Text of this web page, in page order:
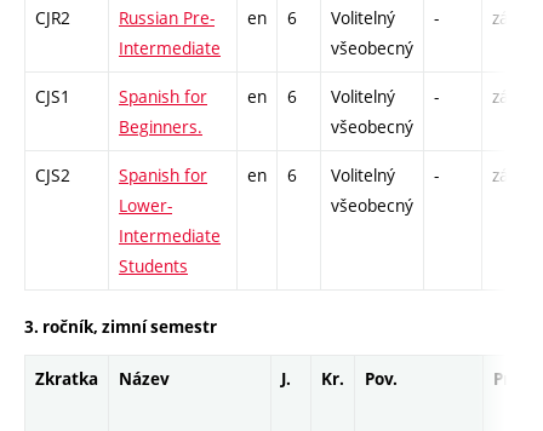
CJR2
Russian Pre-
Intermediate
en 6
Volitelný
všeobecný
- zá,zk
CJS1
Spanish for
Beginners.
en 6
Volitelný
všeobecný
- zá,zk
CJS2
Spanish for
Lower-
Intermediate
Students
en 6
Volitelný
všeobecný
- zá,zk
3. ročník, zimní semestr
Zkratka Název J. Kr. Pov. Prof.